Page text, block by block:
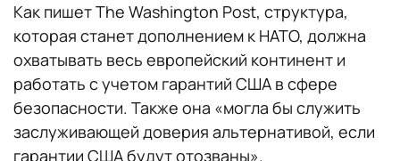
Как пишет The Washington Post, структура,
которая станет дополнением к НАТО, должна
охватывать весь европейский континент и
работать с учетом гарантий США в сфере
безопасности. Также она «могла бы служить
заслуживающей доверия альтернативой, если
гарантии США будут отозваны».